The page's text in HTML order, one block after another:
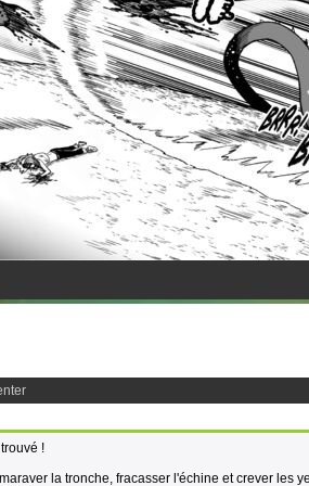
trouvé !
la tronche, fracasser l'échine et crever les